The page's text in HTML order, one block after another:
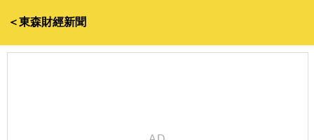
＜東森財經新聞